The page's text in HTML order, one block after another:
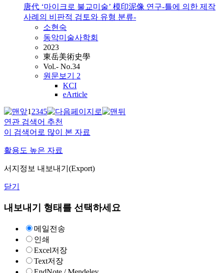
唐代 ‘마이크로 불교미술’ 模印泥像 연구-틀에 의한 제작
사례의 비판적 검토와 유형 분류-
소현숙
동악미술사학회
2023
東岳美術史學
Vol.- No.34
원문보기 2
KCI
eArticle
12345
연관 검색어 추천
이 검색어로 많이 본 자료
활용도 높은 자료
서지정보 내보내기(Export)
닫기
내보내기 형태를 선택하세요
메일전송
인쇄
Excel저장
Text저장